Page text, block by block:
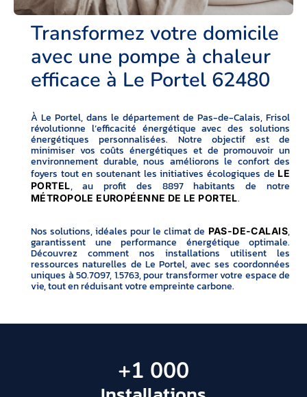
Transformez votre domicile
avec une pompe à chaleur
efficace à Le Portel 62480
À Le Portel, dans le département de Pas-de-Calais, Frisol
révolutionne l’efficacité énergétique avec des solutions
énergétiques personnalisées. Notre objectif est de
minimiser vos coûts énergétiques et de promouvoir un
environnement durable, nous améliorons le confort des
foyers tout en soutenant les initiatives écologiques de LE
PORTEL, au profit des 8897 habitants de notre
MÉTROPOLE EUROPÉENNE DE LE PORTEL.
Nos solutions, idéales pour le climat de PAS-DE-CALAIS,
garantissent une performance énergétique optimale.
Découvrez comment nos installations utilisent les
ressources naturelles de Le Portel, avec ses coordonnées
uniques à 50.7097, 1.5763, pour transformer votre espace de
vie, tout en réduisant votre empreinte carbone.
+1 000